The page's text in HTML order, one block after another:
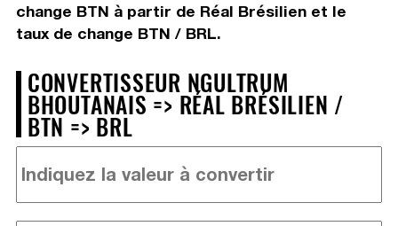
change BTN à partir de Réal Brésilien et le
taux de change BTN / BRL.
CONVERTISSEUR NGULTRUM
BHOUTANAIS => RÉAL BRÉSILIEN /
BTN => BRL